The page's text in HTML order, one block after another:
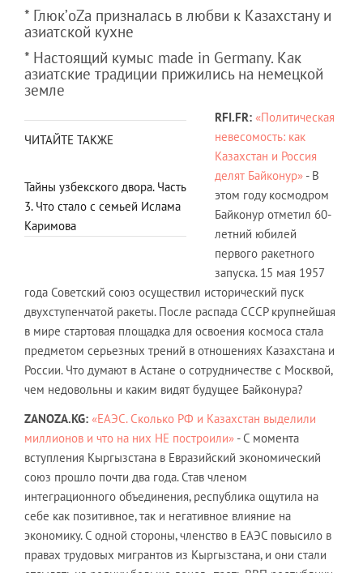
* Глюк’oZa призналась в любви к Казахстану и
азиатской кухне
* Настоящий кумыс made in Germany. Как
азиатские традиции прижились на немецкой
земле
ЧИТАЙТЕ ТАКЖЕ
Тайны узбекского двора. Часть
3. Что стало с семьей Ислама
Каримова
RFI.FR: «Политическая
невесомость: как
Казахстан и Россия
делят Байконур» - В
этом году космодром
Байконур отметил 60-
летний юбилей
первого ракетного
запуска. 15 мая 1957
года Советский союз осуществил исторический пуск
двухступенчатой ракеты. После распада СССР крупнейшая
в мире стартовая площадка для освоения космоса стала
предметом серьезных трений в отношениях Казахстана и
России. Что думают в Астане о сотрудничестве с Москвой,
чем недовольны и каким видят будущее Байконура?
ZANOZA.KG: «ЕАЭС. Сколько РФ и Казахстан выделили
миллионов и что на них НЕ построили» - С момента
вступления Кыргызстана в Евразийский экономический
союз прошло почти два года. Став членом
интеграционного объединения, республика ощутила на
себе как позитивное, так и негативное влияние на
экономику. С одной стороны, членство в ЕАЭС повысило в
правах трудовых мигрантов из Кыргызстана, и они стали